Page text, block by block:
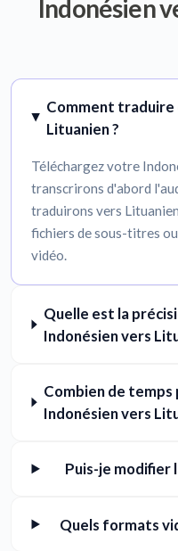
Indonésien
Comment traduire
Lituanien ?
Téléchargez votre
transcrirons d'abord
traduirons vers
fichiers de sous-titres
vidéo.
Quelle est la
Indonésien vers
Combien de
Indonésien vers
Puis-je modifier
Quels formats